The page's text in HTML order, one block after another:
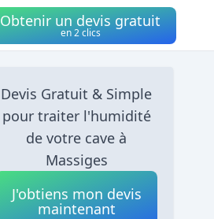
Obtenir un devis gratuit
en 2 clics
Devis Gratuit & Simple
pour traiter l'humidité
de votre cave à
Massiges
J'obtiens mon devis
maintenant